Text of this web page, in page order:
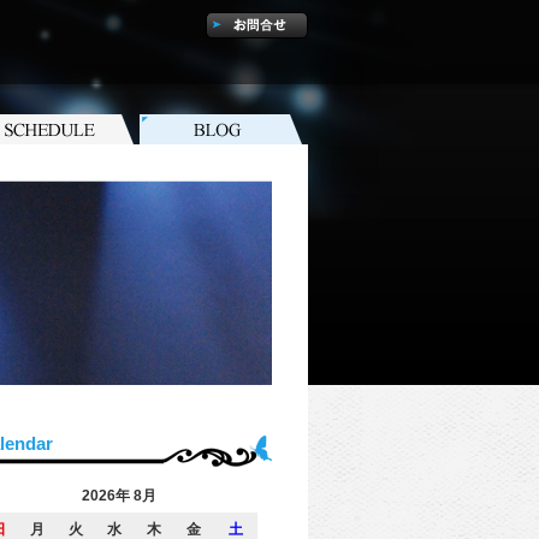
2026年 8月
月 火 水 木 金 土